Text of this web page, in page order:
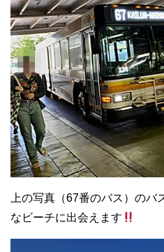
上の写真（67番のバス）の
なビーチに出会えます